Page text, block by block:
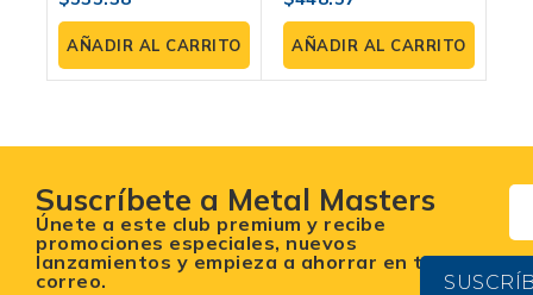
fuera
de
5
AÑADIR AL CARRITO
fuera
de
5
AÑADIR AL CARRITO
Suscríbete a Metal Masters
Únete a este club premium y recibe
promociones especiales, nuevos
lanzamientos y empieza a ahorrar en tu
correo.